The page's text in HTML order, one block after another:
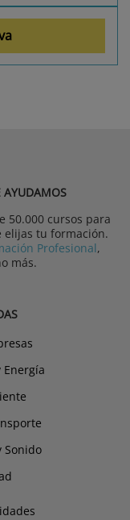
AYUDAMOS
50.000 cursos para
elijas tu formación.
Profesional,
más.
Sonido